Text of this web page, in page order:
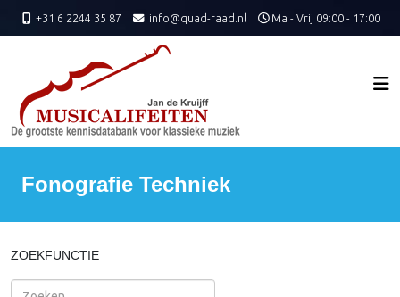
+31 6 2244 35 87 info@quad-raad.nl Ma - Vrij 09:00 - 17:00
Fonografie Techniek
ZOEKFUNCTIE
Zoeken